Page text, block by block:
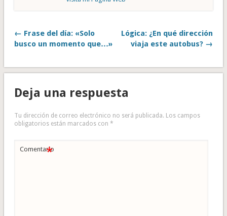
← Frase del día: «Solo
busco un momento que…»
Lógica: ¿En qué dirección
viaja este autobus? →
Deja una respuesta
Tu dirección de correo electrónico no será publicada. Los campos
obligatorios están marcados con *
Comentario
*